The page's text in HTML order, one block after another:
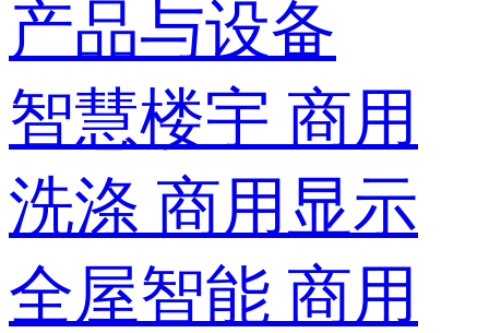
产品与设备
智慧楼宇 商用
洗涤 商用显示
全屋智能 商用